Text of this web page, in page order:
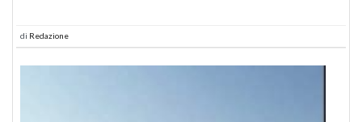
di Redazione